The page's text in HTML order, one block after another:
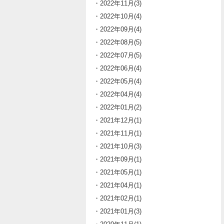
・2022年11月(3)
・2022年10月(4)
・2022年09月(4)
・2022年08月(5)
・2022年07月(5)
・2022年06月(4)
・2022年05月(4)
・2022年04月(4)
・2022年01月(2)
・2021年12月(1)
・2021年11月(1)
・2021年10月(3)
・2021年09月(1)
・2021年05月(1)
・2021年04月(1)
・2021年02月(1)
・2021年01月(3)